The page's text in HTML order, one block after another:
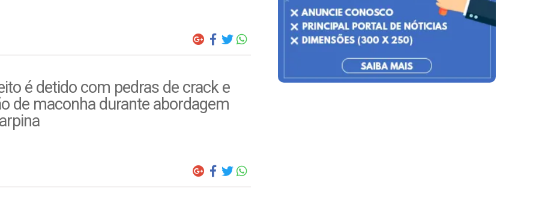
é detido com pedras de crack e
de maconha durante abordagem